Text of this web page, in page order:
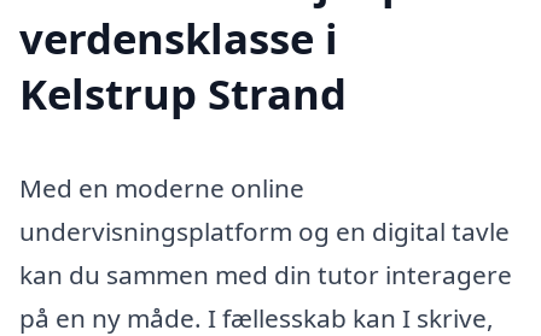
verdensklasse i
Kelstrup Strand
Med en moderne online
undervisningsplatform og en digital tavle
kan du sammen med din tutor interagere
på en ny måde. I fællesskab kan I skrive,